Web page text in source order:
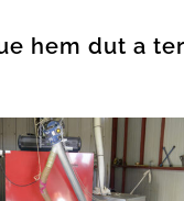
hem dut a